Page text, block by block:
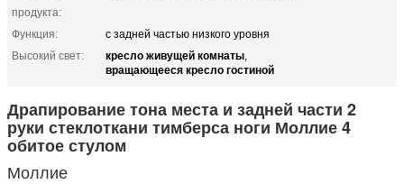
продукта:
Функция:
с задней частью низкого уровня
Высокий свет:
кресло живущей комнаты,
вращающееся кресло гостиной
Драпирование тона места и задней части 2
руки стеклоткани тимберса ноги Моллие 4
обитое стулом
Моллие